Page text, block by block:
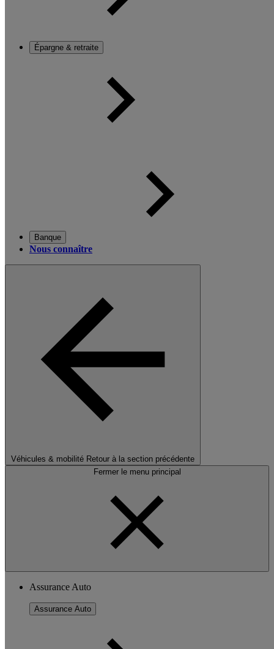
Épargne & retraite
Banque
Nous connaître
Véhicules & mobilité Retour à la section précédente
Fermer le menu principal
Assurance Auto
Assurance Auto